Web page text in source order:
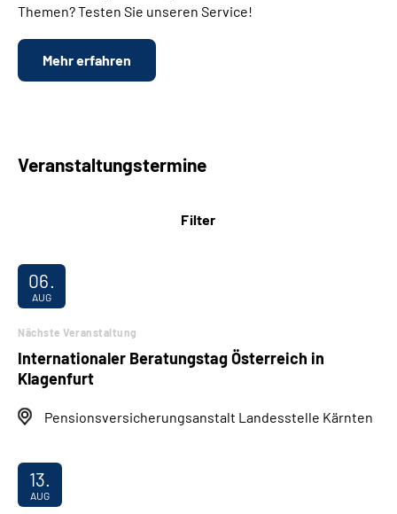
Themen? Testen Sie unseren Service!
Mehr erfahren
Veranstaltungstermine
Filter
Nächste Veranstaltung
Internationaler Beratungstag Österreich in
Klagenfurt
Pensionsversicherungsanstalt Landesstelle Kärnten
06.
AUG
13.
AUG